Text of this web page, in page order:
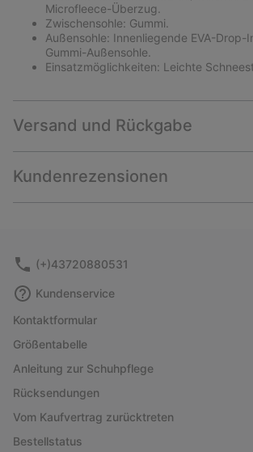
Microfleece-Überzug.
Zwischensohle: Gummi.
Außensohle: Innenliegende EVA-Drop-
Gummi-Außensohle.
Einsatzmöglichkeiten: Leichte
Versand und Rückgabe
Kundenrezensionen
(+)43720880531
Kundenservice
Kontaktformular
Größentabelle
Anleitung zur Schuhpflege
Rücksendungen
Vom Kaufvertrag zurücktreten
Bestellstatus